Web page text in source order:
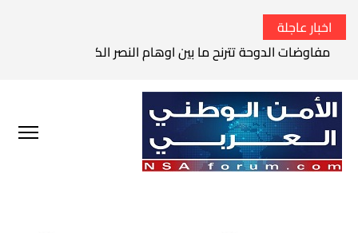
اخبار عاجلة
مفاوضات الدوحة تترنح ما بين اوهام النصر الكامل وواقع